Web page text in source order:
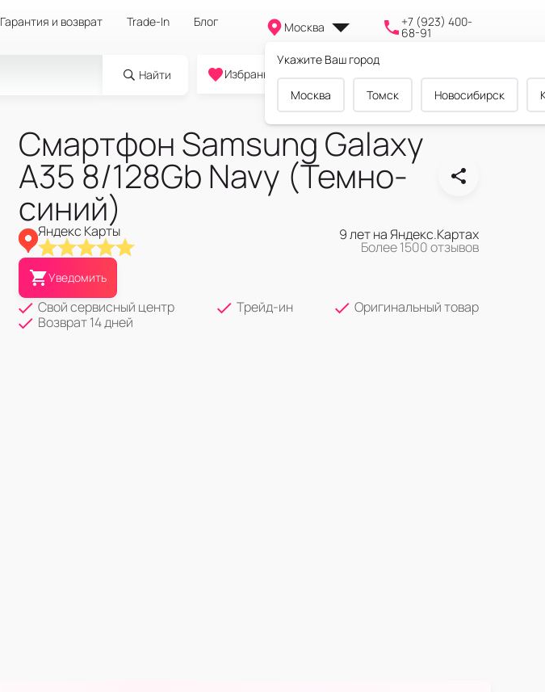
Гарантия и возврат Trade-In Блог Москва
Укажите Ваш город
Москва Томск Новосибирск
+7 (923) 400-
68-91
Найти
0
Избранное Cравнение Корзина
Смартфон Samsung Galaxy
A35 8/128Gb Navy (Темно-
синий)
Яндекс Карты 9 лет на Яндекс.Картах
Более 1500 отзывов
Уведомить
Свой сервисный центр Трейд-ин
Оригинальный товар
Возврат 14 дней